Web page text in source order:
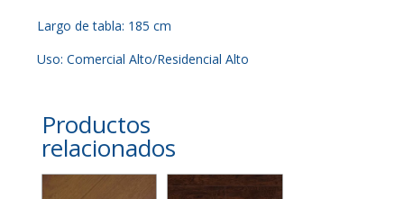
Largo de tabla: 185 cm
Uso: Comercial Alto/Residencial Alto
Productos
relacionados